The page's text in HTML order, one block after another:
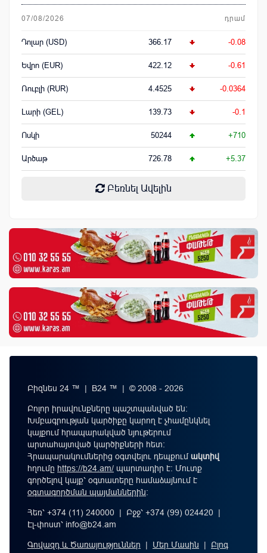
07/08/2026 դրամ
Դոլար (USD) 366.17 -0.08
Եվրո (EUR) 422.12 -0.61
Ռուբլի (RUR) 4.4525 -0.0364
Լարի (GEL) 139.73 -0.1
Ոսկի 50244 +710
Արծաթ 726.78 +5.37
Բեռնել Ավելին
Բիզնես 24 ™ | B24 ™ | © 2008 - 2026
Բոլոր իրավունքները պաշտպանված են:
Խմբագրության կարծիքը կարող է չհամընկնել
կայքում հրապարակված նյութերում
արտահայտված կարծիքների հետ:
Հրապարակումներից օգտվելու դեպքումակտիվ
հղումը https://b24.am/ պարտադիր է: Մուտք
գործելով կայք՝ օգտատերը համաձայնում է
օգտագործման պայմաններին։
Հեռ՝ +374 (11) 240000 | Բջջ՝ +374 (99) 024420 |
Էլ-փոստ՝ info@b24.am
Գովազդ և Ծառայություններ | Մեր Մասին | Բլոգ